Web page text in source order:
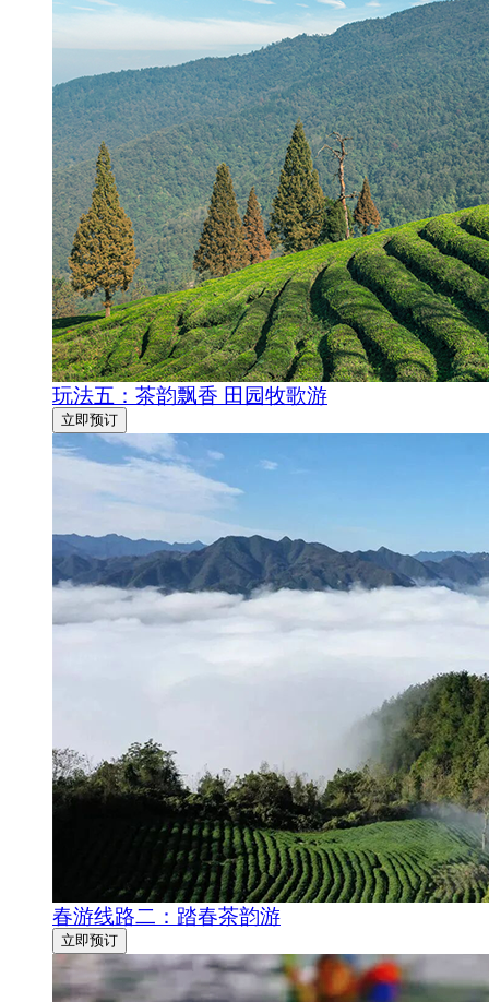
玩法五：茶韵飘香 田园牧歌游
立即预订
春游线路二：踏春茶韵游
立即预订